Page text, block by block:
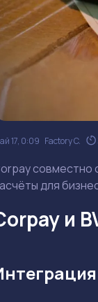
17, 0:09 Factory C.
совместно
для
и